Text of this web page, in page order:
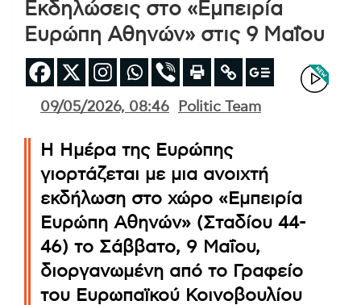
Εκδηλώσεις στο «Εμπειρία
Ευρώπη Αθηνών» στις 9 Μαΐου
09/05/2026, 08:46 Politic Team
Η Ημέρα της Ευρώπης
γιορτάζεται με μια ανοιχτή
εκδήλωση στο χώρο «Εμπειρία
Ευρώπη Αθηνών» (Σταδίου 44-
46) το Σάββατο, 9 Μαΐου,
διοργανωμένη από το Γραφείο
του Ευρωπαϊκού Κοινοβουλίου